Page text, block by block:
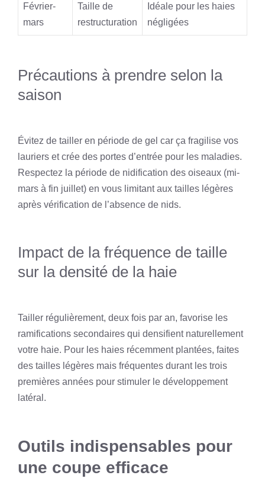
Février-
mars
Taille de
restructuration
Idéale pour les haies
négligées
Précautions à prendre selon la
saison
Évitez de tailler en période de gel car ça fragilise vos
lauriers et crée des portes d’entrée pour les maladies.
Respectez la période de nidification des oiseaux (mi-
mars à fin juillet) en vous limitant aux tailles légères
après vérification de l’absence de nids.
Impact de la fréquence de taille
sur la densité de la haie
Tailler régulièrement, deux fois par an, favorise les
ramifications secondaires qui densifient naturellement
votre haie. Pour les haies récemment plantées, faites
des tailles légères mais fréquentes durant les trois
premières années pour stimuler le développement
latéral.
Outils indispensables pour
une coupe efficace